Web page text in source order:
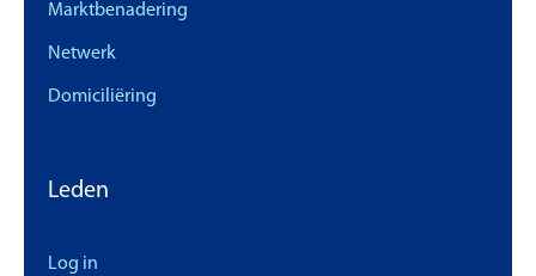
Marktbenadering
Netwerk
Domiciliëring
Leden
Log in